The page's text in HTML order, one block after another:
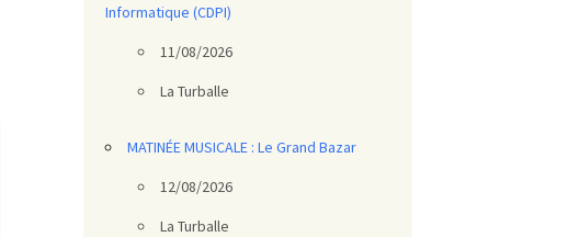
Informatique (CDPI)
11/08/2026
La Turballe
MATINÉE MUSICALE : Le Grand Bazar
12/08/2026
La Turballe